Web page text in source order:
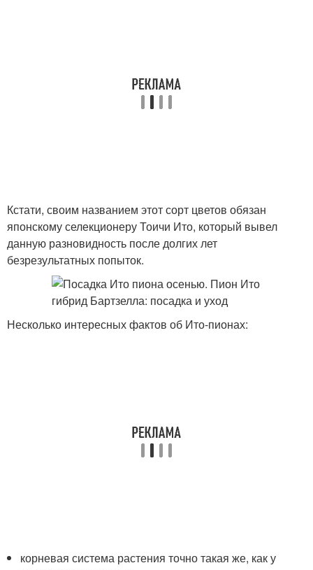
Кстати, своим названием этот сорт цветов обязан
японскому селекционеру Тоичи Ито, который вывел
данную разновидность после долгих лет
безрезультатных попыток.
Несколько интересных фактов об Ито-пионах:
корневая система растения точно такая же, как у